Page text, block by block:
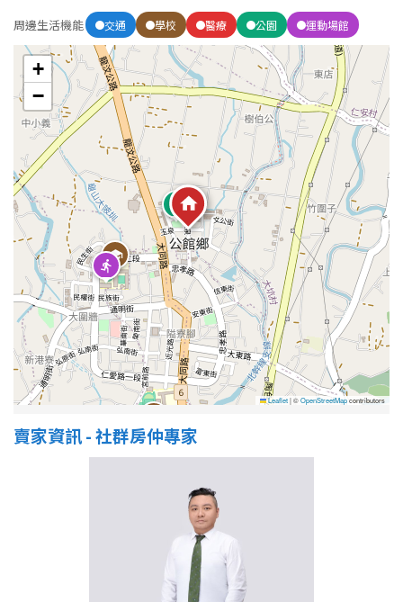
屋齡
不拘
5 年以下
5-10 年 10-20 年
20-30 年 30-40 年
40 年以上
售價
周邊生活機能 交通 學校 醫療 公園 運動場館
+
−
Leaflet|©OpenStreetMapcontributors
賣家資訊 - 社群房仲專家